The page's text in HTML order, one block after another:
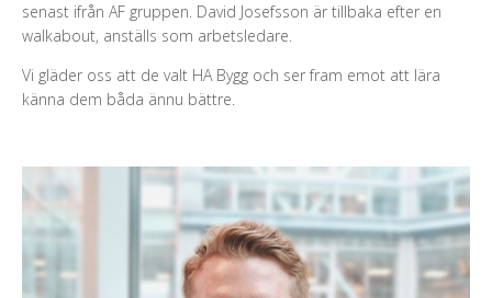
senast ifrån AF gruppen. David Josefsson är tillbaka efter en
walkabout, anställs som arbetsledare.
Vi gläder oss att de valt HA Bygg och ser fram emot att lära
känna dem båda ännu bättre.